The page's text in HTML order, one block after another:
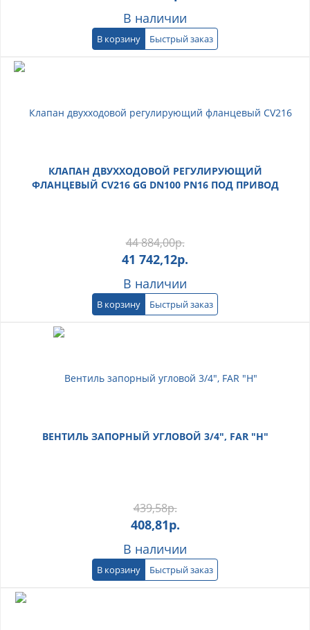
В наличии
В корзину Быстрый заказ
КЛАПАН ДВУХХОДОВОЙ РЕГУЛИРУЮЩИЙ
ФЛАНЦЕВЫЙ CV216 GG DN100 PN16 ПОД ПРИВОД
44 884,00р.
41 742,12р.
В наличии
В корзину Быстрый заказ
ВЕНТИЛЬ ЗАПОРНЫЙ УГЛОВОЙ 3/4", FAR "Н"
439,58р.
408,81р.
В наличии
В корзину Быстрый заказ